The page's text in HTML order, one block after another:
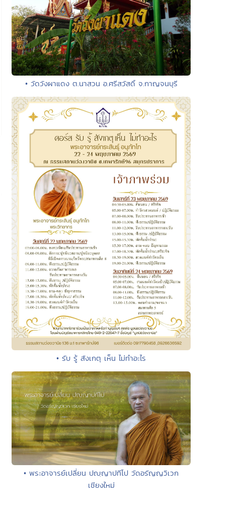
• วัดวังผาแดง ต.นาสวน อ.ศรีสวัสดิ์ จ.กาญจนบุรี
• รับ รู้ สังเกตุ เห็น ไม่ทำอะไร
• พระอาจารย์เปลี่ยน ปญฺญาปทีโป วัดอรัญญวิเวก
เชียงใหม่